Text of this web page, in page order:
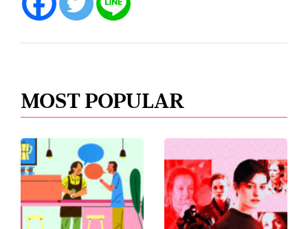
MOST POPULAR